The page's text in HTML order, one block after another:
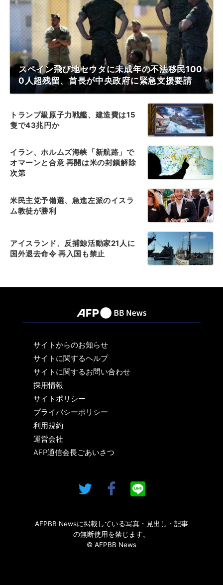
スペイン飛び地セウタに未成年の不法移民100
0人超残留、首長が中央政府に緊急支援要請
トランプ級原子力戦艦、建造費は15
隻で43兆円か
イラン、ホルムズ海峡「新航路」で
オマーンと合意 再開は米の封鎖解除
次第
米民主党予備選、急進左派のイスラ
ム教徒が勝利
アイスランド、反捕鯨活動家21人に
国外退去命令 再入国も禁止
サイトからのお知らせ
サイトに関するヘルプ
サイトに関するお問い合わせ
採用情報
サイトポリシー
プライバシーポリシー
利用規約
運営会社
AFP通信会長ごあいさつ
AFPBB Newsに掲載している写真・見出し・記事
の無断使用を禁じます。
© AFPBB News